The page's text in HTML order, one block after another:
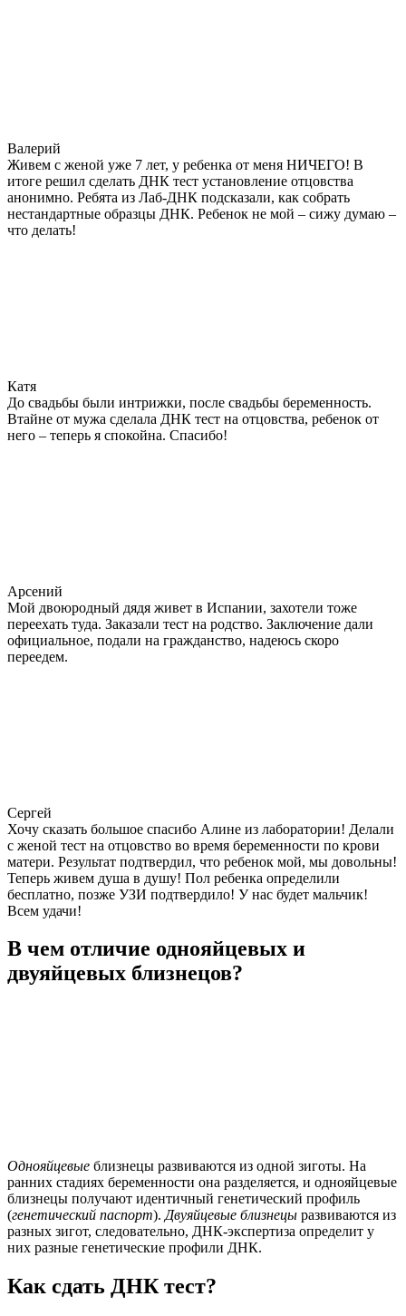
Валерий
Живем с женой уже 7 лет, у ребенка от меня НИЧЕГО! В
итоге решил сделать ДНК тест установление отцовства
анонимно. Ребята из Лаб-ДНК подсказали, как собрать
нестандартные образцы ДНК. Ребенок не мой – сижу думаю –
что делать!
Катя
До свадьбы были интрижки, после свадьбы беременность.
Втайне от мужа сделала ДНК тест на отцовства, ребенок от
него – теперь я спокойна. Спасибо!
Арсений
Мой двоюродный дядя живет в Испании, захотели тоже
переехать туда. Заказали тест на родство. Заключение дали
официальное, подали на гражданство, надеюсь скоро
переедем.
Сергей
Хочу сказать большое спасибо Алине из лаборатории! Делали
с женой тест на отцовство во время беременности по крови
матери. Результат подтвердил, что ребенок мой, мы довольны!
Теперь живем душа в душу! Пол ребенка определили
бесплатно, позже УЗИ подтвердило! У нас будет мальчик!
Всем удачи!
В чем отличие однояйцевых и
двуяйцевых близнецов?
Однояйцевые близнецы развиваются из одной зиготы. На
ранних стадиях беременности она разделяется, и однояйцевые
близнецы получают идентичный генетический профиль
(генетический паспорт). Двуяйцевые близнецы развиваются из
разных зигот, следовательно, ДНК-экспертиза определит у
них разные генетические профили ДНК.
Как сдать ДНК тест?